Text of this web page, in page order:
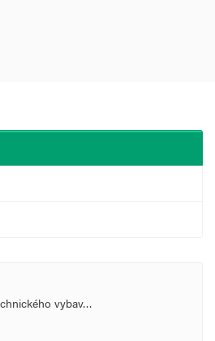
vybav…